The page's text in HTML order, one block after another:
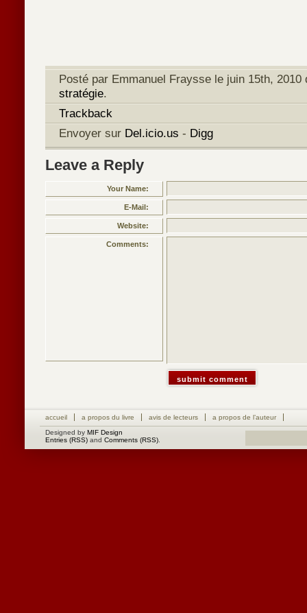
Posté par Emmanuel Fraysse le juin 15th,
stratégie.
Trackback
Envoyer sur Del.icio.us - Digg
Leave a Reply
Your Name:
E-Mail:
Website:
Comments:
accueil a propos du livre avis de lecteurs
a propos de l’auteur
Designed by MIF Design
Entries (RSS) and Comments (RSS)